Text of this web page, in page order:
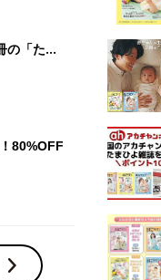
の「たま
80%OFF